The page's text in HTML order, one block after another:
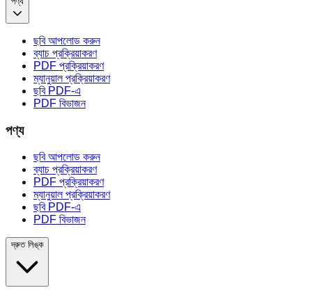
ছবি আপলোড করুন
ব্যাচ প্রক্রিয়াকরণ
PDF প্রক্রিয়াকরণ
ম্যানুয়াল প্রক্রিয়াকরণ
ছবি PDF-এ
PDF বিভাজন
পণ্য
ছবি আপলোড করুন
ব্যাচ প্রক্রিয়াকরণ
PDF প্রক্রিয়াকরণ
ম্যানুয়াল প্রক্রিয়াকরণ
ছবি PDF-এ
PDF বিভাজন
দ্রুত লিঙ্ক